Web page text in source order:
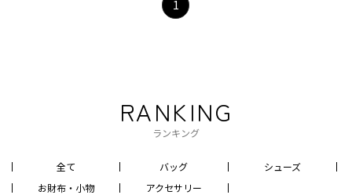
1
RANKING
ランキング
全て バッグ
シューズ
お財布・小物
アクセサリー